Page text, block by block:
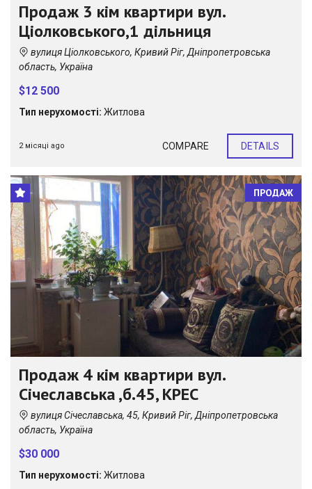
Продаж 3 кім квартири вул.
Ціолковського,1 дільниця
вулиця Ціолковського, Кривий Ріг, Дніпропетровська
область, Україна
$12 500
Тип нерухомості: Житлова
2 місяці ago COMPARE DETAILS
ПРОДАЖ
Продаж 4 кім квартири вул.
Січеславська ,б.45, КРЕС
вулиця Січеславська, 45, Кривий Ріг, Дніпропетровська
область, Україна
$30 000
Тип нерухомості: Житлова